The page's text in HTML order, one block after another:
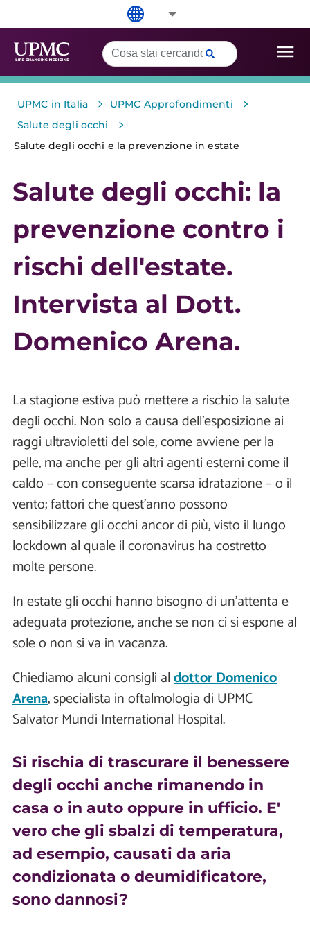
UPMC in Italia > UPMC Approfondimenti >
Salute degli occhi >
Salute degli occhi e la prevenzione in estate
Salute degli occhi: la
prevenzione contro i
rischi dell'estate.
Intervista al Dott.
Domenico Arena.
La stagione estiva può mettere a rischio la salute
degli occhi. Non solo a causa dell'esposizione ai
raggi ultravioletti del sole, come avviene per la
pelle, ma anche per gli altri agenti esterni come il
caldo – con conseguente scarsa idratazione – o il
vento; fattori che quest'anno possono
sensibilizzare gli occhi ancor di più, visto il lungo
lockdown al quale il coronavirus ha costretto
molte persone.
In estate gli occhi hanno bisogno di un'attenta e
adeguata protezione, anche se non ci si espone al
sole o non si va in vacanza.
Chiediamo alcuni consigli aldottor Domenico
Arena, specialista in oftalmologia di UPMC
Salvator Mundi International Hospital.
Si rischia di trascurare il benessere
degli occhi anche rimanendo in
casa o in auto oppure in ufficio. E'
vero che gli sbalzi di temperatura,
ad esempio, causati da aria
condizionata o deumidificatore,
sono dannosi?